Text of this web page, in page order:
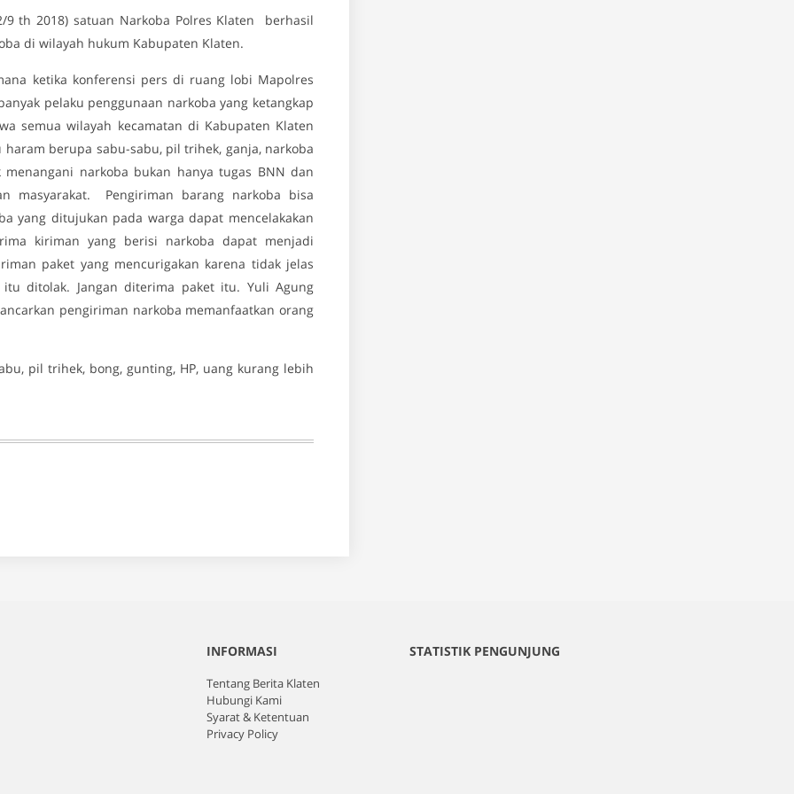
9 th 2018) satuan Narkoba Polres Klaten berhasil
di wilayah hukum Kabupaten Klaten.
ketika konferensi pers di ruang lobi Mapolres
pelaku penggunaan narkoba yang ketangkap
semua wilayah kecamatan di Kabupaten Klaten
berupa sabu-sabu, pil trihek, ganja, narkoba
narkoba bukan hanya tugas BNN dan
masyarakat. Pengiriman barang narkoba bisa
yang ditujukan pada warga dapat mencelakakan
kiriman yang berisi narkoba dapat menjadi
paket yang mencurigakan karena tidak jelas
ditolak. Jangan diterima paket itu. Yuli Agung
pengiriman narkoba memanfaatkan orang
pil trihek, bong, gunting, HP, uang kurang lebih
INFORMASI
Tentang Berita Klaten
Hubungi Kami
Syarat & Ketentuan
Privacy Policy
STATISTIK PENGUNJUNG